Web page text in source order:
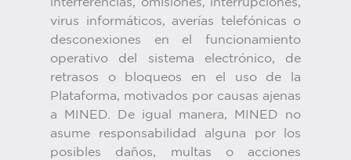
interferencias, omisiones, interrupciones,
virus informáticos, averías telefónicas o
desconexiones en el funcionamiento
operativo del sistema electrónico, de
retrasos o bloqueos en el uso de la
Plataforma, motivados por causas ajenas
a MINED. De igual manera, MINED no
asume responsabilidad alguna por los
posibles daños, multas o acciones